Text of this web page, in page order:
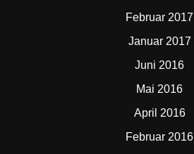
Februar 2017
Januar 2017
Juni 2016
Mai 2016
April 2016
Februar 2016